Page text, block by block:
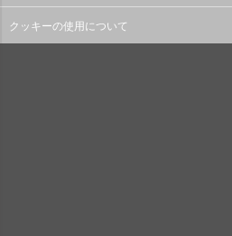
クッキーの使用について